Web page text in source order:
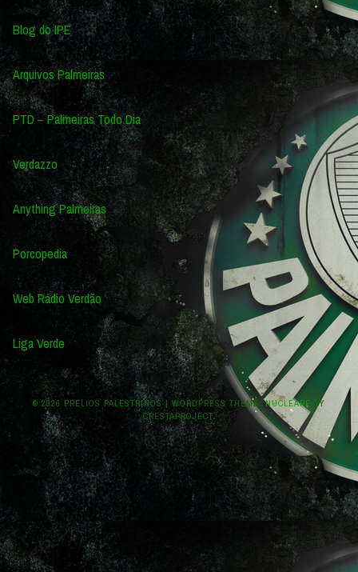
Blog do IPE
Arquivos Palmeiras
PTD – Palmeiras Todo Dia
Verdazzo
Anything Palmeiras
Porcopedia
Web Rádio Verdão
Liga Verde
© 2026 PRÉLIOS PALESTRINOS| WORDPRESS THEME:NUCLEARE BY
CRESTAPROJECT.